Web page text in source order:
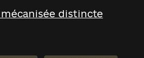
distincte